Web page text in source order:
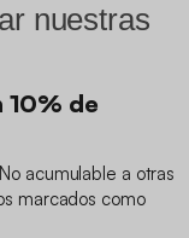
nuestras
10% de
acumulable a otras
marcados como